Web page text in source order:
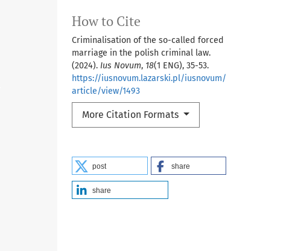
How to Cite
Criminalisation of the so-called forced
marriage in the polish criminal law.
(2024). Ius Novum, 18(1 ENG), 35-53.
https://iusnovum.lazarski.pl/iusnovum/
article/view/1493
More Citation Formats
post share
share